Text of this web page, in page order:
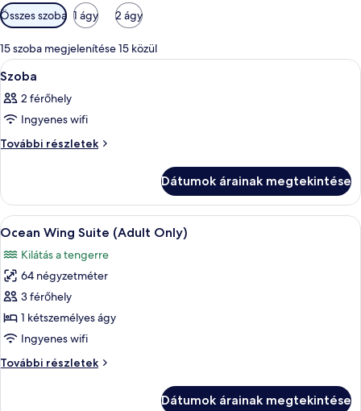
Szobákhoz
rendelkezésre
álló
szűrők
Összes szoba 1 ágy 2 ágy
15 szoba megjelenítése 15 közül
A
következő
szoba
összes
képének
Egy szállodai szoba, melyben fa
5
Szoba
2 férőhely
Ingyenes wifi
További részletek
Szoba
Dátumok árainak megtekintése
A
következő
szoba
összes
képének
megtekintése:
Ocean
Suite
Egy tágas szállodai szoba,
12
Ocean Wing Suite (Adult Only)
Kilátás a tengerre
64 négyzetméter
3 férőhely
1 kétszemélyes ágy
Ingyenes wifi
További részletek
Ocean
Dátumok árainak megtekintése